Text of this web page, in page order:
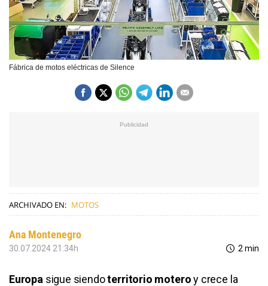
Fábrica de motos eléctricas de Silence
ARCHIVADO EN: MOTOS
Ana Montenegro
30.07.2024 21:34h 2 min
Europa sigue siendoterritorio moteroy crece la